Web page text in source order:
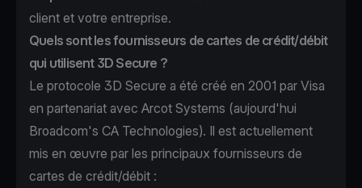
client et votre entreprise.
Quels sont les fournisseurs de cartes de crédit/débit
qui utilisent 3D Secure ?
Le protocole 3D Secure a été créé en 2001 par Visa
en partenariat avec Arcot Systems (aujourd'hui
Broadcom's CA Technologies). Il est actuellement
mis en œuvre par les principaux fournisseurs de
cartes de crédit/débit :